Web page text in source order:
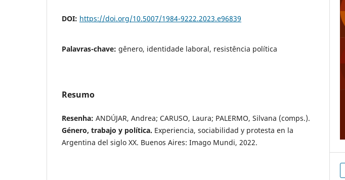
DOI: https://doi.org/10.5007/1984-9222.2023.e96839
Palavras-chave: gênero, identidade laboral, resistência política
Resumo
Resenha: ANDÚJAR, Andrea; CARUSO, Laura; PALERMO, Silvana (comps.).
Género, trabajo y política. Experiencia, sociabilidad y protesta en la
Argentina del siglo XX. Buenos Aires: Imago Mundi, 2022.